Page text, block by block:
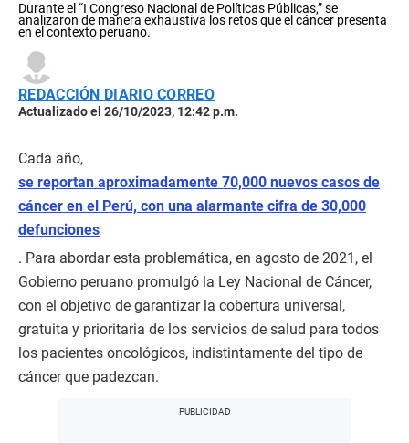
Durante el “I Congreso Nacional de Políticas Públicas,” se
analizaron de manera exhaustiva los retos que el cáncer presenta
en el contexto peruano.
REDACCIÓN DIARIO CORREO
Actualizado el 26/10/2023, 12:42 p.m.
Cada año,
se reportan aproximadamente 70,000 nuevos casos de
cáncer en el Perú, con una alarmante cifra de 30,000
defunciones
. Para abordar esta problemática, en agosto de 2021, el
Gobierno peruano promulgó la Ley Nacional de Cáncer,
con el objetivo de garantizar la cobertura universal,
gratuita y prioritaria de los servicios de salud para todos
los pacientes oncológicos, indistintamente del tipo de
cáncer que padezcan.